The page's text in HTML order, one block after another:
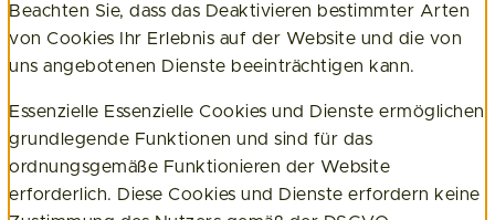
Beachten Sie, dass das Deaktivieren bestimmter Arten
von Cookies Ihr Erlebnis auf der Website und die von
uns angebotenen Dienste beeinträchtigen kann.
Essenzielle Essenzielle Cookies und Dienste ermöglichen
grundlegende Funktionen und sind für das
ordnungsgemäße Funktionieren der Website
erforderlich. Diese Cookies und Dienste erfordern keine